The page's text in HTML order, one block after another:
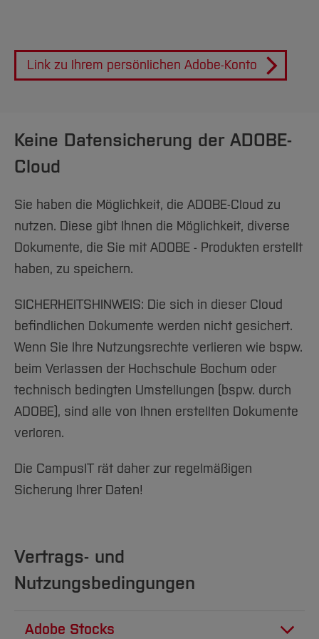
Team
Service
Fachgruppen
Forschung und Entwicklung
Team
Service
BO Shop
Diskriminierungsfreie Hochschule
Vertretungen
International Office
Medienzentrum
Zentrale Studienberatung
Link zu Ihrem persönlichen Adobe-Konto
Keine Datensicherung der ADOBE-
Cloud
Sie haben die Möglichkeit, die ADOBE-Cloud zu
nutzen. Diese gibt Ihnen die Möglichkeit, diverse
Dokumente, die Sie mit ADOBE - Produkten erstellt
haben, zu speichern.
SICHERHEITSHINWEIS: Die sich in dieser Cloud
befindlichen Dokumente werden nicht gesichert.
Wenn Sie Ihre Nutzungsrechte verlieren wie bspw.
beim Verlassen der Hochschule Bochum oder
technisch bedingten Umstellungen (bspw. durch
ADOBE), sind alle von Ihnen erstellten Dokumente
verloren.
Die CampusIT rät daher zur regelmäßigen
Sicherung Ihrer Daten!
Vertrags- und
Nutzungsbedingungen
Adobe Stocks